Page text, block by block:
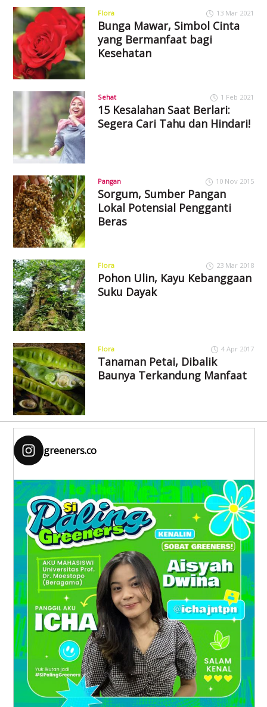
Flora 13 Mar 2021
Bunga Mawar, Simbol Cinta
yang Bermanfaat bagi
Kesehatan
Sehat 1 Feb 2021
15 Kesalahan Saat Berlari:
Segera Cari Tahu dan Hindari!
Pangan 10 Nov 2015
Sorgum, Sumber Pangan
Lokal Potensial Pengganti
Beras
Flora 23 Mar 2018
Pohon Ulin, Kayu Kebanggaan
Suku Dayak
Flora 4 Apr 2017
Tanaman Petai, Dibalik
Baunya Terkandung Manfaat
greeners.co